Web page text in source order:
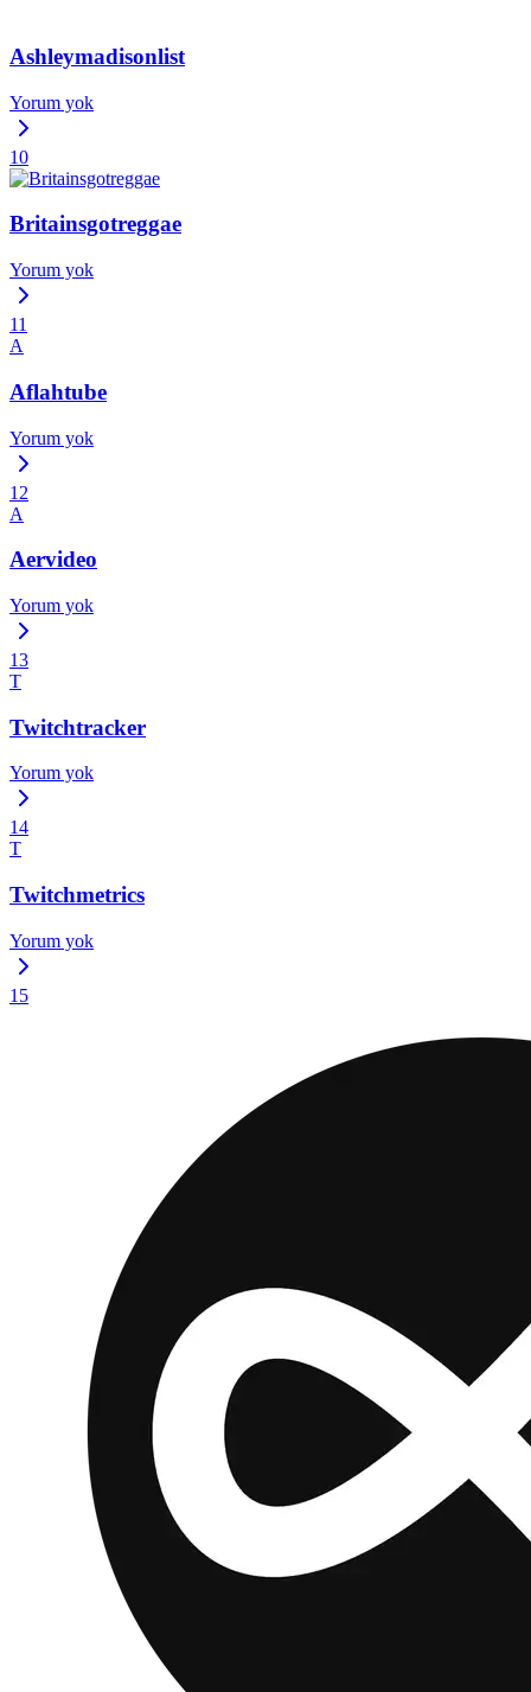
Ashleymadisonlist
Yorum yok
10
Britainsgotreggae
Yorum yok
11
A
Aflahtube
Yorum yok
12
A
Aervideo
Yorum yok
13
T
Twitchtracker
Yorum yok
14
T
Twitchmetrics
Yorum yok
15